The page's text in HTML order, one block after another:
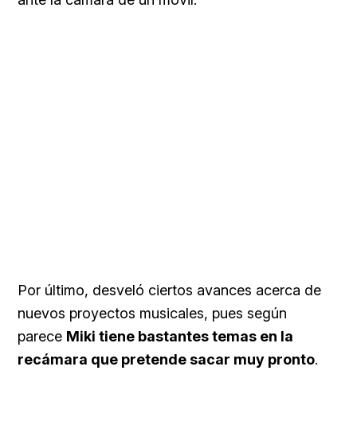
Por último, desveló ciertos avances acerca de
nuevos proyectos musicales, pues según
parece Miki tiene bastantes temas en la
recámara que pretende sacar muy pronto.